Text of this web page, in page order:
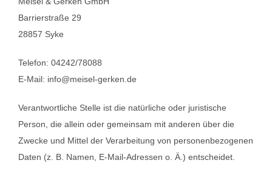
Barrierstraße 29
28857 Syke
Telefon: 04242/78088
E-Mail: info@meisel-gerken.de
Verantwortliche Stelle ist die natürliche oder juristische
Person, die allein oder gemeinsam mit anderen über die
Zwecke und Mittel der Verarbeitung von personenbezogenen
Daten (z. B. Namen, E-Mail-Adressen o. Ä.) entscheidet.